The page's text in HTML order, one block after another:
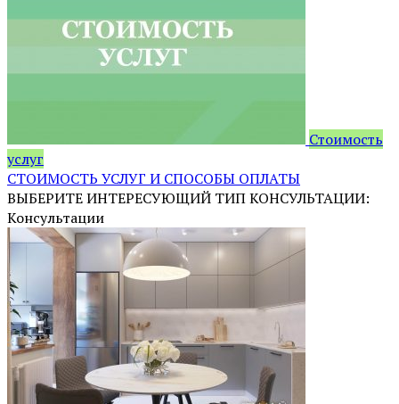
Стоимость
услуг
СТОИМОСТЬ УСЛУГ И СПОСОБЫ ОПЛАТЫ
ВЫБЕРИТЕ ИНТЕРЕСУЮЩИЙ ТИП КОНСУЛЬТАЦИИ:
Консультации